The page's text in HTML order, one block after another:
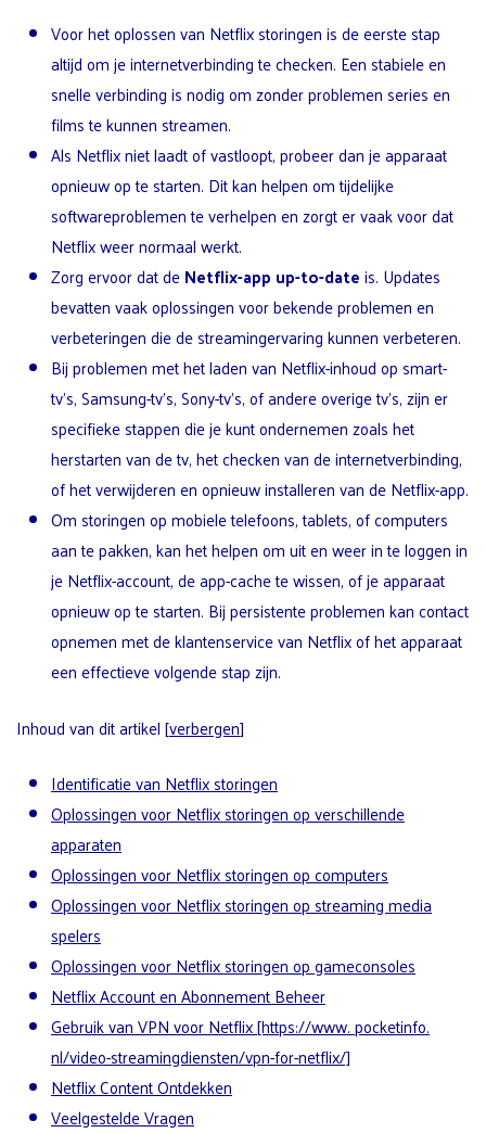
Voor het oplossen van Netflix storingen is de eerste stap
altijd om je internetverbinding te checken. Een stabiele en
snelle verbinding is nodig om zonder problemen series en
films te kunnen streamen.
Als Netflix niet laadt of vastloopt, probeer dan je apparaat
opnieuw op te starten. Dit kan helpen om tijdelijke
softwareproblemen te verhelpen en zorgt er vaak voor dat
Netflix weer normaal werkt.
Zorg ervoor dat deNetflix-app up-to-dateis. Updates
bevatten vaak oplossingen voor bekende problemen en
verbeteringen die de streamingervaring kunnen verbeteren.
Bij problemen met het laden van Netflix-inhoud op smart-
tv’s, Samsung-tv’s, Sony-tv’s, of andere overige tv’s, zijn er
specifieke stappen die je kunt ondernemen zoals het
herstarten van de tv, het checken van de internetverbinding,
of het verwijderen en opnieuw installeren van de Netflix-app.
Om storingen op mobiele telefoons, tablets, of computers
aan te pakken, kan het helpen om uit en weer in te loggen in
je Netflix-account, de app-cache te wissen, of je apparaat
opnieuw op te starten. Bij persistente problemen kan contact
opnemen met de klantenservice van Netflix of het apparaat
een effectieve volgende stap zijn.
Inhoud van dit artikel[verbergen]
Identificatie van Netflix storingen
Oplossingen voor Netflix storingen op verschillende
apparaten
Oplossingen voor Netflix storingen op computers
Oplossingen voor Netflix storingen op streaming media
spelers
Oplossingen voor Netflix storingen op gameconsoles
Netflix Account en Abonnement Beheer
Gebruik van VPN voor Netflix [https://www. pocketinfo.
nl/video-streamingdiensten/vpn-for-netflix/]
Netflix Content Ontdekken
Veelgestelde Vragen